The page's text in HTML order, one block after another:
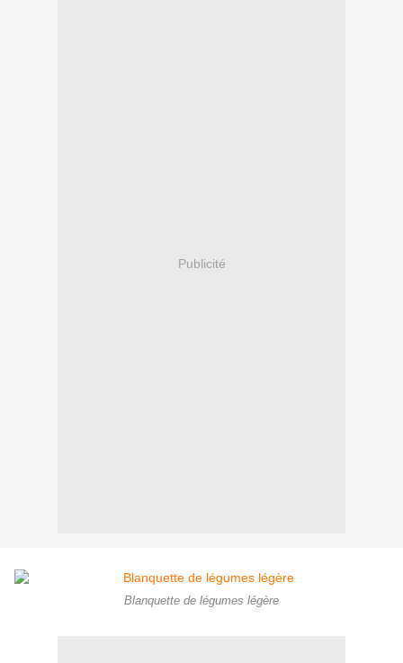
Publicité
Blanquette de légumes légère